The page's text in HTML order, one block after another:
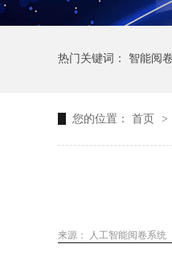
热门关键词： 智能阅卷
您的位置： 首页 >
来源： 人工智能阅卷系统